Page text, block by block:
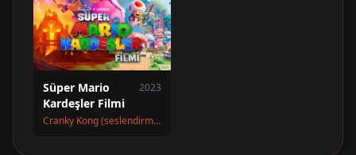
Süper Mario
Kardeşler Filmi
2023
Cranky Kong (seslendirme)